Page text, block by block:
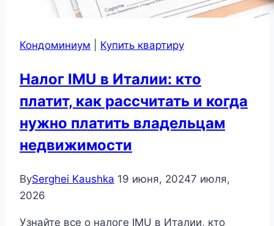
Кондоминиум Купить квартиру
Налог IMU в Италии: кто
платит, как рассчитать и когда
нужно платить владельцам
недвижимости
BySerghei Kaushka 19 июня, 20247 июля,
2026
Узнайте все о налоге IMU в Италии, кто